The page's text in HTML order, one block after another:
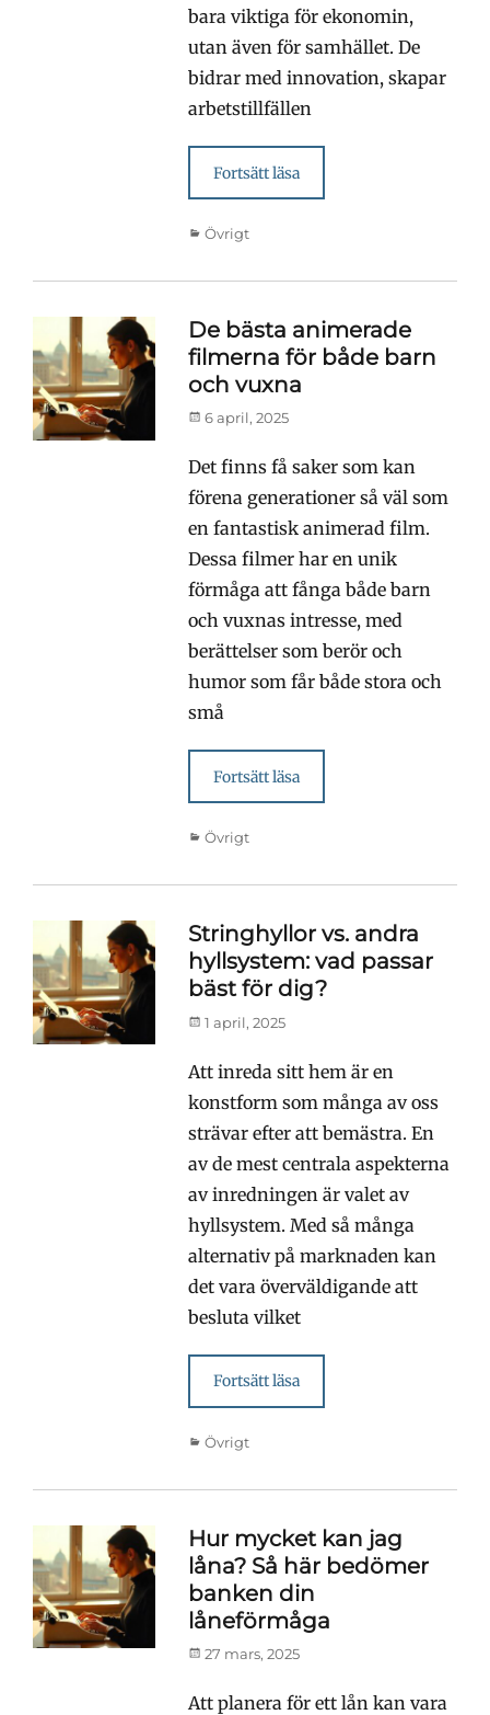
bara viktiga för ekonomin,
utan även för samhället. De
bidrar med innovation, skapar
arbetstillfällen
Fortsätt läsa
Kategorier
Övrigt
De bästa animerade
filmerna för både barn
och vuxna
Publicerad
6 april, 2025
Det finns få saker som kan
förena generationer så väl som
en fantastisk animerad film.
Dessa filmer har en unik
förmåga att fånga både barn
och vuxnas intresse, med
berättelser som berör och
humor som får både stora och
små
Fortsätt läsa
Kategorier
Övrigt
Stringhyllor vs. andra
hyllsystem: vad passar
bäst för dig?
Publicerad
1 april, 2025
Att inreda sitt hem är en
konstform som många av oss
strävar efter att bemästra. En
av de mest centrala aspekterna
av inredningen är valet av
hyllsystem. Med så många
alternativ på marknaden kan
det vara överväldigande att
besluta vilket
Fortsätt läsa
Kategorier
Övrigt
Hur mycket kan jag
låna? Så här bedömer
banken din
låneförmåga
Publicerad
27 mars, 2025
Att planera för ett lån kan vara